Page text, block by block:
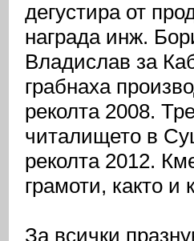
дегустира от
награда инж.
Владислав за
грабнаха
реколта 2008.
читалището в
реколта 2012.
грамоти, както
За всички